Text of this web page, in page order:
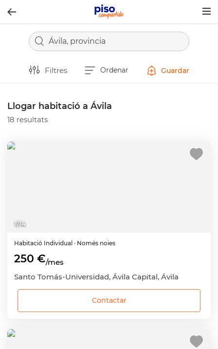
Ávila, provincia
Filtres Ordenar Guardar
Llogar habitació a Ávila
18 resultats
1/14
Habitació Individual · Només noies
250 €/mes
Santo Tomás-Universidad, Ávila Capital, Ávila
Contactar